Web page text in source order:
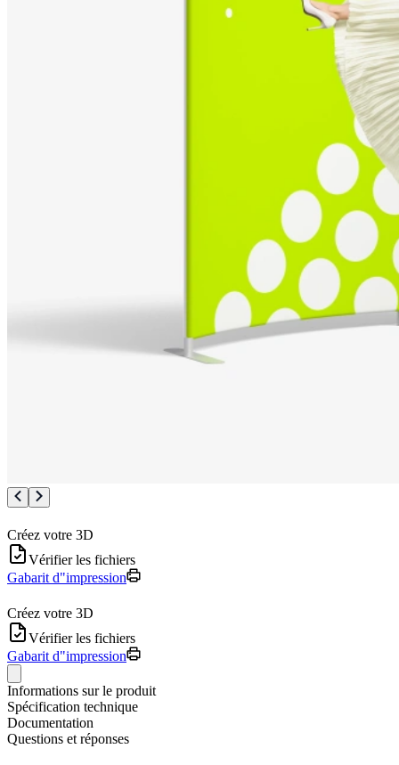
Créez votre 3D
Vérifier les fichiers
Gabarit d"impression
Créez votre 3D
Vérifier les fichiers
Gabarit d"impression
Informations sur le produit
Spécification technique
Documentation
Questions et réponses